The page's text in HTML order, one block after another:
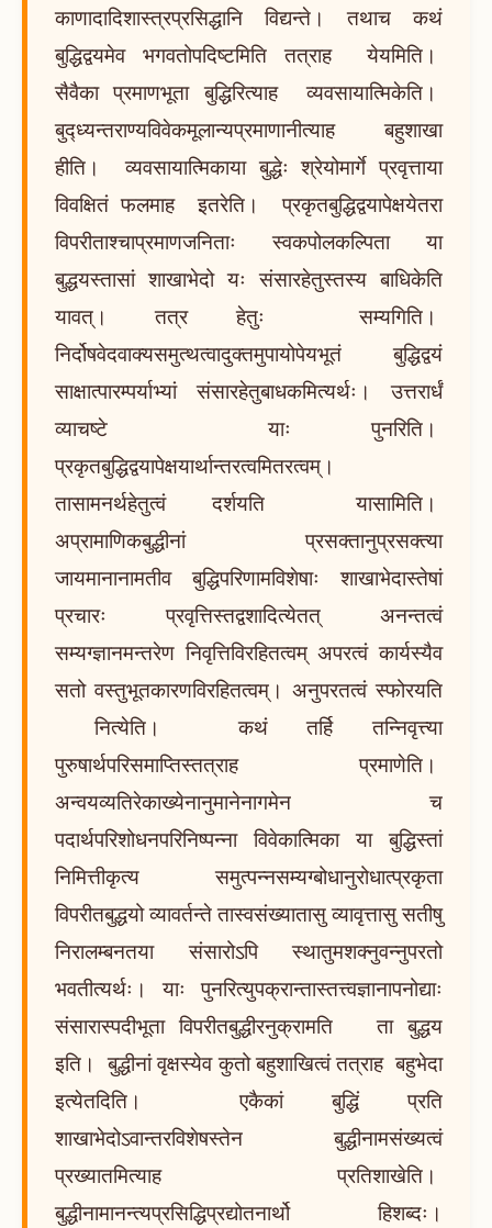
काणादादिशास्त्रप्रसिद्धानि विद्यन्ते। तथाच कथं
बुद्धिद्वयमेव भगवतोपदिष्टमिति तत्राह येयमिति।
सैवैका प्रमाणभूता बुद्धिरित्याह व्यवसायात्मिकेति।
बुद्ध्यन्तराण्यविवेकमूलान्यप्रमाणानीत्याह बहुशाखा
हीति। व्यवसायात्मिकाया बुद्धेः श्रेयोमार्गे प्रवृत्ताया
विवक्षितं फलमाह इतरेति। प्रकृतबुद्धिद्वयापेक्षयेतरा
विपरीताश्चाप्रमाणजनिताः स्वकपोलकल्पिता या
बुद्धयस्तासां शाखाभेदो यः संसारहेतुस्तस्य बाधिकेति
यावत्। तत्र हेतुः सम्यगिति।
निर्दोषवेदवाक्यसमुत्थत्वादुक्तमुपायोपेयभूतं बुद्धिद्वयं
साक्षात्पारम्पर्याभ्यां संसारहेतुबाधकमित्यर्थः। उत्तरार्धं
व्याचष्टे याः पुनरिति।
प्रकृतबुद्धिद्वयापेक्षयार्थान्तरत्वमितरत्वम्।
तासामनर्थहेतुत्वं दर्शयति यासामिति।
अप्रामाणिकबुद्धीनां प्रसक्तानुप्रसक्त्या
जायमानानामतीव बुद्धिपरिणामविशेषाः शाखाभेदास्तेषां
प्रचारः प्रवृत्तिस्तद्वशादित्येतत् अनन्तत्वं
सम्यग्ज्ञानमन्तरेण निवृत्तिविरहितत्वम् अपरत्वं कार्यस्यैव
सतो वस्तुभूतकारणविरहितत्वम्। अनुपरतत्वं स्फोरयति
नित्येति। कथं तर्हि तन्निवृत्त्या
पुरुषार्थपरिसमाप्तिस्तत्राह प्रमाणेति।
अन्वयव्यतिरेकाख्येनानुमानेनागमेन च
पदार्थपरिशोधनपरिनिष्पन्ना विवेकात्मिका या बुद्धिस्तां
निमित्तीकृत्य समुत्पन्नसम्यग्बोधानुरोधात्प्रकृता
विपरीतबुद्धयो व्यावर्तन्ते तास्वसंख्यातासु व्यावृत्तासु सतीषु
निरालम्बनतया संसारोऽपि स्थातुमशक्नुवन्नुपरतो
भवतीत्यर्थः। याः पुनरित्युपक्रान्तास्तत्त्वज्ञानापनोद्याः
संसारास्पदीभूता विपरीतबुद्धीरनुक्रामति ता बुद्धय
इति। बुद्धीनां वृक्षस्येव कुतो बहुशाखित्वं तत्राह बहुभेदा
इत्येतदिति। एकैकां बुद्धिं प्रति
शाखाभेदोऽवान्तरविशेषस्तेन बुद्धीनामसंख्यत्वं
प्रख्यातमित्याह प्रतिशाखेति।
बुद्धीनामानन्त्यप्रसिद्धिप्रद्योतनार्थो हिशब्दः।